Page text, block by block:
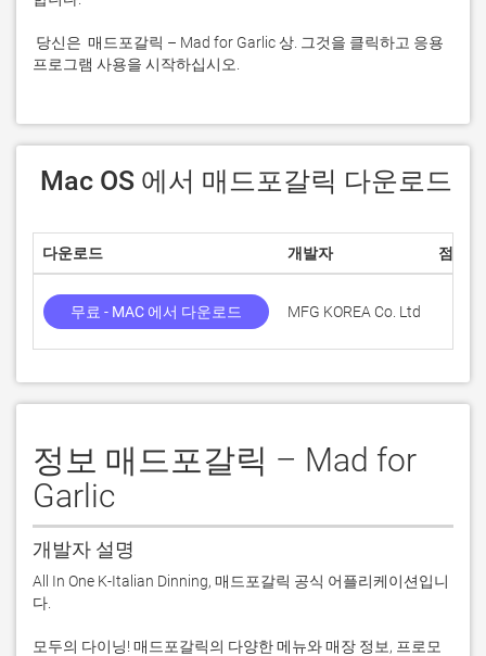
프로그램 사용을 시작하십시오.
Mac OS 에서 매드포갈릭 다운로드
다운로드 개발자 점수
무료 - MAC 에서 다운로드 MFG KOREA Co. Ltd
정보 매드포갈릭 – Mad for
Garlic
개발자 설명
All In One K-Italian Dinning, 매드포갈릭 공식 어플리케이션입니
다.
모두의 다이닝! 매드포갈릭의 다양한 메뉴와 매장 정보, 프로모